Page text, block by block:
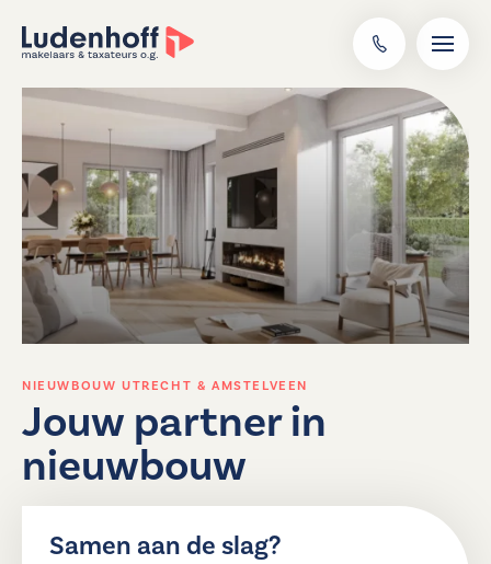
Jouw partner in
nieuwbouw
NIEUWBOUW UTRECHT & AMSTELVEEN
Samen aan de slag?